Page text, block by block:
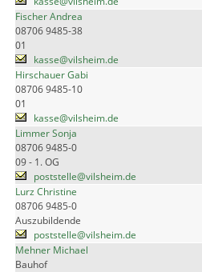
Fischer Andrea
08706 9485-38
01
kasse@vilsheim.de
Hirschauer Gabi
08706 9485-10
01
kasse@vilsheim.de
Limmer Sonja
08706 9485-0
09 - 1. OG
poststelle@vilsheim.de
Lurz Christine
08706 9485-0
Auszubildende
poststelle@vilsheim.de
Mehner Michael
Bauhof